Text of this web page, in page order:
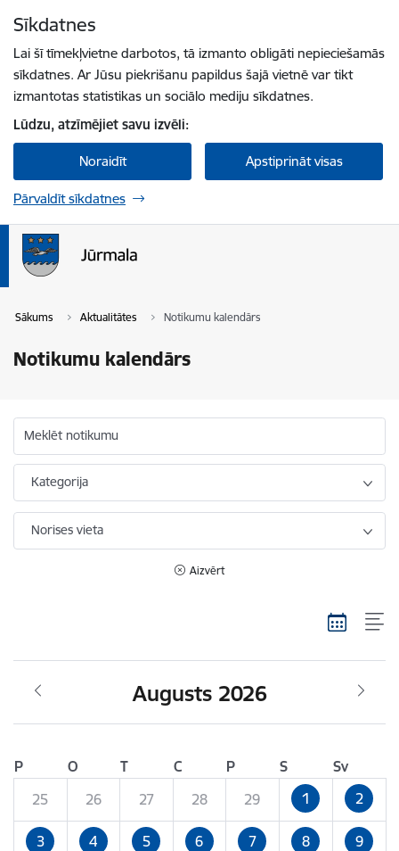
Sīkdatnes
Lai šī tīmekļvietne darbotos, tā izmanto obligāti nepieciešamās
sīkdatnes. Ar Jūsu piekrišanu papildus šajā vietnē var tikt
izmantotas statistikas un sociālo mediju sīkdatnes.
Lūdzu, atzīmējiet savu izvēli:
Noraidīt Apstiprināt visas
Pārvaldīt sīkdatnes
Sākums Aktualitātes Notikumu kalendārs
Notikumu kalendārs
Meklēt notikumu
Kategorija
Norises vieta
Aizvērt
Augusts 2026
P O T C P S
Sv
25
26 27 28 29 1 2
3 4 5 6 7 8 9